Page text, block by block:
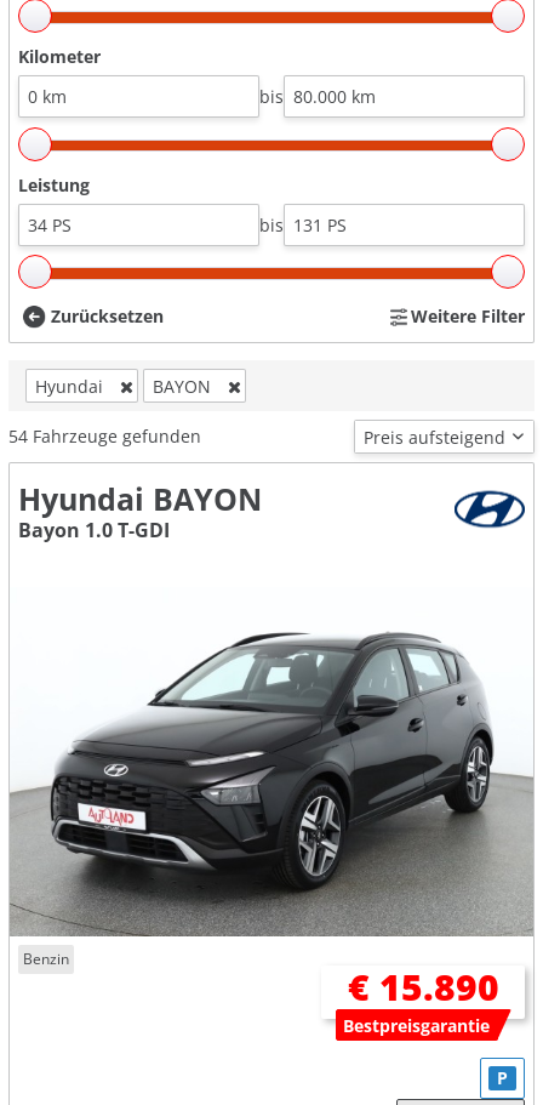
Kilometer
bis
Leistung
bis
Zurücksetzen Weitere Filter
Hyundai BAYON
54 Fahrzeuge gefunden
Hyundai BAYON
Bayon 1.0 T-GDI
Benzin
€ 15.890
Bestpreisgarantie
P